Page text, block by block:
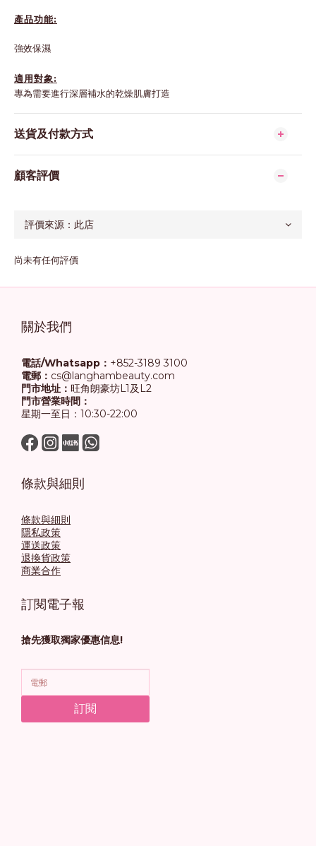
產品功能:
強效保濕
適用對象:
專為需要進行深層補水的乾燥肌膚打造
送貨及付款方式
顧客評價
尚未有任何評價
關於我們
電話/Whatsapp： +852-3189 3100
電郵： cs@langhambeauty.com
門市地址： 旺角朗豪坊L1及L2
門市營業時間：
星期一至日：10:30-22:00
條款與細則
條款與細則
隱私政策
運送政策
退換貨政策
商業合作
訂閱電子報
搶先獲取獨家優惠信息!
訂閱